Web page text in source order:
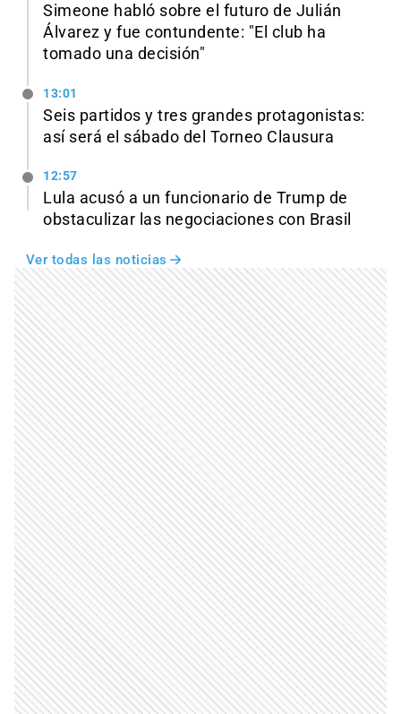
Simeone habló sobre el futuro de Julián
Álvarez y fue contundente: "El club ha
tomado una decisión"
13:01
Seis partidos y tres grandes protagonistas:
así será el sábado del Torneo Clausura
12:57
Lula acusó a un funcionario de Trump de
obstaculizar las negociaciones con Brasil
Ver todas las noticias